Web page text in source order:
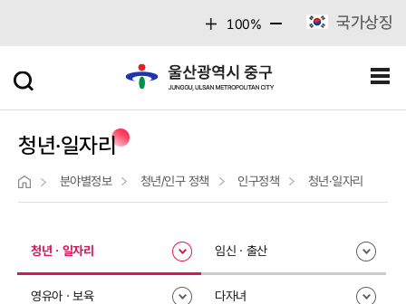
100% 국가상징
청년·일자리
분야별정보 청년/인구 정책 인구정책 청년·일자리
청년ㆍ일자리 임신ㆍ출산
영유아ㆍ보육 다자녀